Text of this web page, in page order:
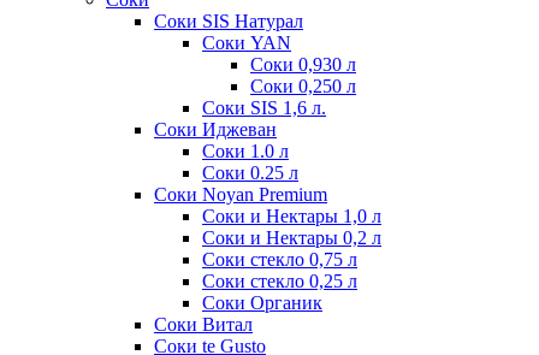
Соки SIS Натурал
Соки YAN
Соки 0,930 л
Соки 0,250 л
Соки SIS 1,6 л.
Соки Иджеван
Соки 1.0 л
Соки 0.25 л
Соки Noyan Premium
Соки и Нектары 1,0 л
Соки и Нектары 0,2 л
Соки стекло 0,75 л
Соки стекло 0,25 л
Соки Органик
Соки Витал
Соки te Gusto